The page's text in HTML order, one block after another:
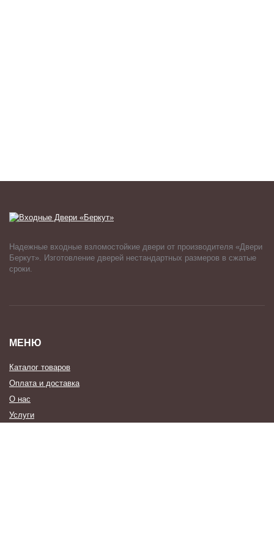
Надежные входные взломостойкие двери от производителя «Двери
Беркут». Изготовление дверей нестандартных размеров в сжатые
сроки.
МЕНЮ
Каталог товаров
Оплата и доставка
О нас
Услуги